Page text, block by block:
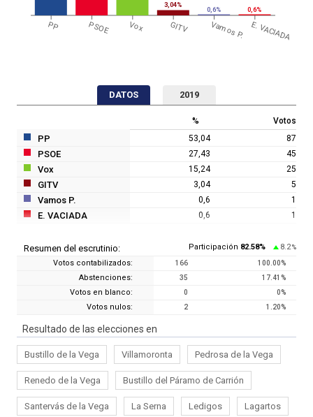
PP PSOE Vox GITV Vamos P. E. VACIADA
3,04%
0,6% 0,6%
DATOS 2019
% Votos
PP 53,04 87
PSOE 27,43 45
Vox 15,24 25
GITV 3,04 5
Vamos P. 0,6 1
E. VACIADA 0,6 1
Resumen del escrutinio: Participación 82.58% 8.2 %
Votos contabilizados: 166 100.00%
Abstenciones: 35 17.41 %
Votos en blanco: 0 0%
Votos nulos: 2 1.20%
Resultado de las elecciones en
Bustillo de la Vega Villamoronta Pedrosa de la Vega
Renedo de la Vega Bustillo del Páramo de Carrión
Santervás de la Vega La Serna Ledigos Lagartos